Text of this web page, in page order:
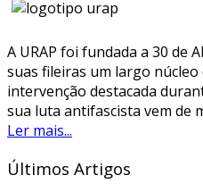
A URAP foi fundada a 30 de
suas fileiras um largo núcleo
intervenção destacada
sua luta antifascista vem de
Ler mais...
Últimos Artigos